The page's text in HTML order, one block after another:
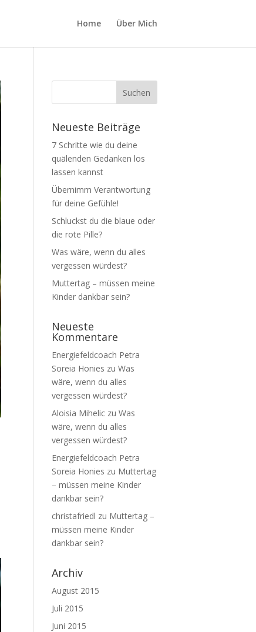
Home Über Mich
Neueste Beiträge
7 Schritte wie du deine
quälenden Gedanken los
lassen kannst
Übernimm Verantwortung
für deine Gefühle!
Schluckst du die blaue oder
die rote Pille?
Was wäre, wenn du alles
vergessen würdest?
Muttertag – müssen meine
Kinder dankbar sein?
Neueste
Kommentare
Energiefeldcoach Petra
Soreia Honies zu Was
wäre, wenn du alles
vergessen würdest?
Aloisia Miheliczu Was
wäre, wenn du alles
vergessen würdest?
Energiefeldcoach Petra
Soreia Honies zu Muttertag
– müssen meine Kinder
dankbar sein?
christafriedl zu Muttertag –
müssen meine Kinder
dankbar sein?
Archiv
August 2015
Juli 2015
Juni 2015